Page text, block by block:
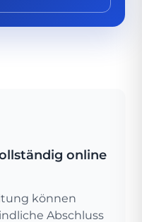
online
können
Abschluss